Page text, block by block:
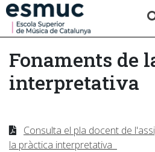
Estudis
Recerca
Serveis
Fonaments de
interpretativa
Consulta el pla docent de
la pràctica interpretativa